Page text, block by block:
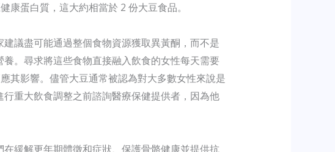
蛋白質，這大約相當於 2 份大豆食品。
議盡可能通過整個食物資源獲取異黃酮，而不是
。尋求將這些食物直接融入飲食的女性每天需要
其影響。儘管大豆通常被認為對大多數女性來說是
重大飲食調整之前諮詢醫療保健提供者，因為他
緩解更年期體徵和症狀、保護骨骼健康並提供抗